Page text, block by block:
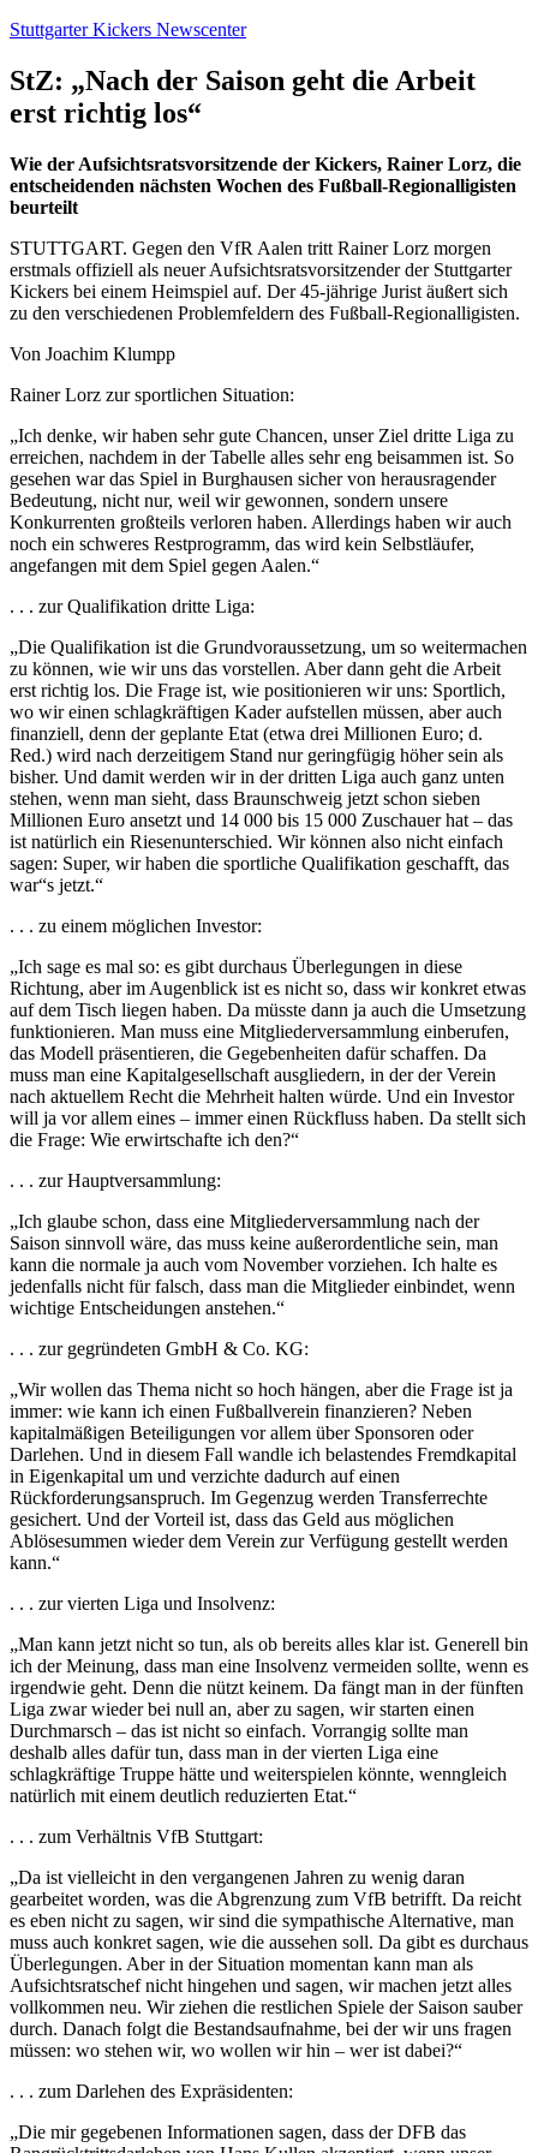
Zum
springen
Stuttgarter Kickers Newscenter
StZ: „Nach der Saison geht die Arbeit
erst richtig los“
Wie der Aufsichtsratsvorsitzende der Kickers, Rainer Lorz, die
entscheidenden nächsten Wochen des Fußball-Regionalligisten
beurteilt
STUTTGART. Gegen den VfR Aalen tritt Rainer Lorz morgen
erstmals offiziell als neuer Aufsichtsratsvorsitzender der Stuttgarter
Kickers bei einem Heimspiel auf. Der 45-jährige Jurist äußert sich
zu den verschiedenen Problemfeldern des Fußball-Regionalligisten.
Von Joachim Klumpp
Rainer Lorz zur sportlichen Situation:
„Ich denke, wir haben sehr gute Chancen, unser Ziel dritte Liga zu
erreichen, nachdem in der Tabelle alles sehr eng beisammen ist. So
gesehen war das Spiel in Burghausen sicher von herausragender
Bedeutung, nicht nur, weil wir gewonnen, sondern unsere
Konkurrenten großteils verloren haben. Allerdings haben wir auch
noch ein schweres Restprogramm, das wird kein Selbstläufer,
angefangen mit dem Spiel gegen Aalen.“
. . . zur Qualifikation dritte Liga:
„Die Qualifikation ist die Grundvoraussetzung, um so weitermachen
zu können, wie wir uns das vorstellen. Aber dann geht die Arbeit
erst richtig los. Die Frage ist, wie positionieren wir uns: Sportlich,
wo wir einen schlagkräftigen Kader aufstellen müssen, aber auch
finanziell, denn der geplante Etat (etwa drei Millionen Euro; d.
Red.) wird nach derzeitigem Stand nur geringfügig höher sein als
bisher. Und damit werden wir in der dritten Liga auch ganz unten
stehen, wenn man sieht, dass Braunschweig jetzt schon sieben
Millionen Euro ansetzt und 14 000 bis 15 000 Zuschauer hat – das
ist natürlich ein Riesenunterschied. Wir können also nicht einfach
sagen: Super, wir haben die sportliche Qualifikation geschafft, das
war“s jetzt.“
. . . zu einem möglichen Investor:
„Ich sage es mal so: es gibt durchaus Überlegungen in diese
Richtung, aber im Augenblick ist es nicht so, dass wir konkret etwas
auf dem Tisch liegen haben. Da müsste dann ja auch die Umsetzung
funktionieren. Man muss eine Mitgliederversammlung einberufen,
das Modell präsentieren, die Gegebenheiten dafür schaffen. Da
muss man eine Kapitalgesellschaft ausgliedern, in der der Verein
nach aktuellem Recht die Mehrheit halten würde. Und ein Investor
will ja vor allem eines – immer einen Rückfluss haben. Da stellt sich
die Frage: Wie erwirtschafte ich den?“
. . . zur Hauptversammlung:
„Ich glaube schon, dass eine Mitgliederversammlung nach der
Saison sinnvoll wäre, das muss keine außerordentliche sein, man
kann die normale ja auch vom November vorziehen. Ich halte es
jedenfalls nicht für falsch, dass man die Mitglieder einbindet, wenn
wichtige Entscheidungen anstehen.“
. . . zur gegründeten GmbH & Co. KG:
„Wir wollen das Thema nicht so hoch hängen, aber die Frage ist ja
immer: wie kann ich einen Fußballverein finanzieren? Neben
kapitalmäßigen Beteiligungen vor allem über Sponsoren oder
Darlehen. Und in diesem Fall wandle ich belastendes Fremdkapital
in Eigenkapital um und verzichte dadurch auf einen
Rückforderungsanspruch. Im Gegenzug werden Transferrechte
gesichert. Und der Vorteil ist, dass das Geld aus möglichen
Ablösesummen wieder dem Verein zur Verfügung gestellt werden
kann.“
. . . zur vierten Liga und Insolvenz:
„Man kann jetzt nicht so tun, als ob bereits alles klar ist. Generell bin
ich der Meinung, dass man eine Insolvenz vermeiden sollte, wenn es
irgendwie geht. Denn die nützt keinem. Da fängt man in der fünften
Liga zwar wieder bei null an, aber zu sagen, wir starten einen
Durchmarsch – das ist nicht so einfach. Vorrangig sollte man
deshalb alles dafür tun, dass man in der vierten Liga eine
schlagkräftige Truppe hätte und weiterspielen könnte, wenngleich
natürlich mit einem deutlich reduzierten Etat.“
. . . zum Verhältnis VfB Stuttgart:
„Da ist vielleicht in den vergangenen Jahren zu wenig daran
gearbeitet worden, was die Abgrenzung zum VfB betrifft. Da reicht
es eben nicht zu sagen, wir sind die sympathische Alternative, man
muss auch konkret sagen, wie die aussehen soll. Da gibt es durchaus
Überlegungen. Aber in der Situation momentan kann man als
Aufsichtsratschef nicht hingehen und sagen, wir machen jetzt alles
vollkommen neu. Wir ziehen die restlichen Spiele der Saison sauber
durch. Danach folgt die Bestandsaufnahme, bei der wir uns fragen
müssen: wo stehen wir, wo wollen wir hin – wer ist dabei?“
. . . zum Darlehen des Expräsidenten:
„Die mir gegebenen Informationen sagen, dass der DFB das